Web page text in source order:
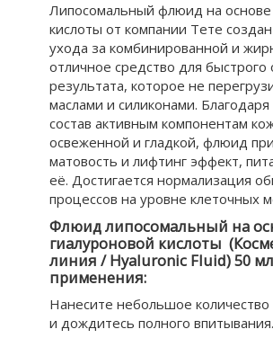
Липосомальный флюид на основе
кислоты от компании Тете
ухода за комбинированной и
отличное средство для
результата, которое не
маслами и силиконами.
состав активным компонентам
освеженной и гладкой, флюид
матовость и лифтинг эффект,
её. Достигается нормализация
процессов на уровне клеточных
Флюид липосомальный на
гиалуроновой кислоты
линия / Hyaluronic Fluid) 50
применения:
Нанесите небольшое количество
и дождитесь полного впитывания.